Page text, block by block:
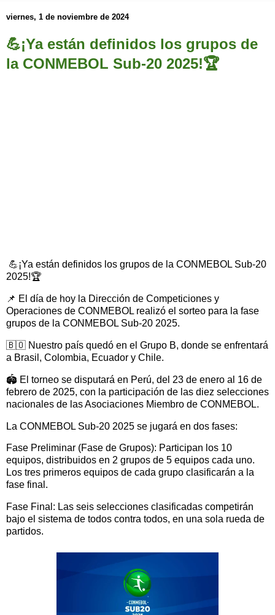
viernes, 1 de noviembre de 2024
💪¡Ya están definidos los grupos de
la CONMEBOL Sub-20 2025!🏆
💪¡Ya están definidos los grupos de la CONMEBOL Sub-20
2025!🏆
📌 El día de hoy la Dirección de Competiciones y
Operaciones de CONMEBOL realizó el sorteo para la fase
grupos de la CONMEBOL Sub-20 2025.
🇧🇴 Nuestro país quedó en el Grupo B, donde se enfrentará
a Brasil, Colombia, Ecuador y Chile.
🏟️ El torneo se disputará en Perú, del 23 de enero al 16 de
febrero de 2025, con la participación de las diez selecciones
nacionales de las Asociaciones Miembro de CONMEBOL.
La CONMEBOL Sub-20 2025 se jugará en dos fases:
Fase Preliminar (Fase de Grupos): Participan los 10
equipos, distribuidos en 2 grupos de 5 equipos cada uno.
Los tres primeros equipos de cada grupo clasificarán a la
fase final.
Fase Final: Las seis selecciones clasificadas competirán
bajo el sistema de todos contra todos, en una sola rueda de
partidos.